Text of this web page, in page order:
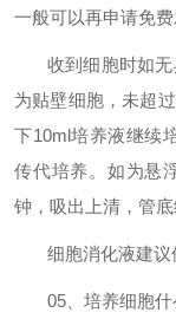
一般可以再申请免费
收到细胞时如
为贴壁细胞，未超过
下10ml培养液继续
传代培养。如为悬
钟，吸出上清，管
细胞消化液建议
05 、培养细胞